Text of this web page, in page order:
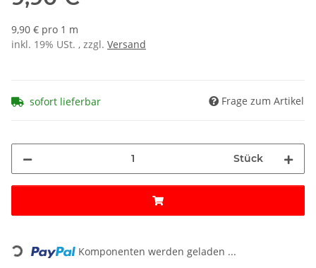
9,90 € pro 1 m
inkl. 19% USt. , zzgl. Versand
sofort lieferbar Frage zum Artikel
Stück
Loading... Komponenten werden geladen ...